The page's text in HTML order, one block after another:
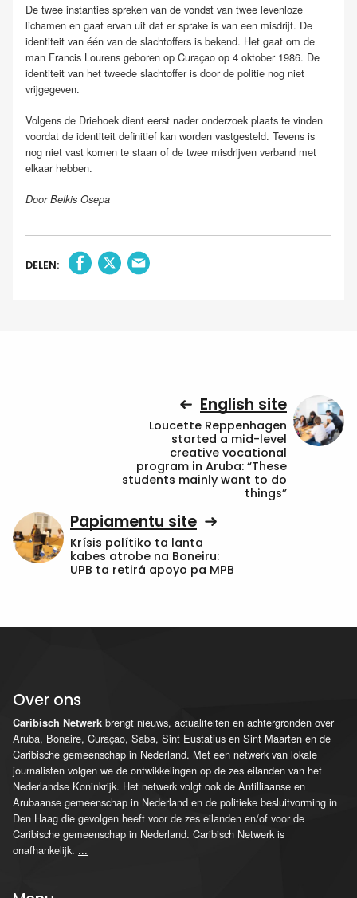
De twee instanties spreken van de vondst van twee levenloze
lichamen en gaat ervan uit dat er sprake is van een misdrijf. De
identiteit van één van de slachtoffers is bekend. Het gaat om de
man Francis Lourens geboren op Curaçao op 4 oktober 1986. De
identiteit van het tweede slachtoffer is door de politie nog niet
vrijgegeven.
Volgens de Driehoek dient eerst nader onderzoek plaats te vinden
voordat de identiteit definitief kan worden vastgesteld. Tevens is
nog niet vast komen te staan of de twee misdrijven verband met
elkaar hebben.
Door Belkis Osepa
DELEN:
English site
Loucette Reppenhagen
started a mid-level
creative vocational
program in Aruba: “These
students mainly want to do
things”
Papiamentu site
Krísis polítiko ta lanta
kabes atrobe na Boneiru:
UPB ta retirá apoyo pa MPB
Over ons
Caribisch Netwerk brengt nieuws, actualiteiten en achtergronden over
Aruba, Bonaire, Curaçao, Saba, Sint Eustatius en Sint Maarten en de
Caribische gemeenschap in Nederland. Met een netwerk van lokale
journalisten volgen we de ontwikkelingen op de zes eilanden van het
Nederlandse Koninkrijk. Het netwerk volgt ook de Antilliaanse en
Arubaanse gemeenschap in Nederland en de politieke besluitvorming in
Den Haag die gevolgen heeft voor de zes eilanden en/of voor de
Caribische gemeenschap in Nederland. Caribisch Netwerk is
onafhankelijk. ...